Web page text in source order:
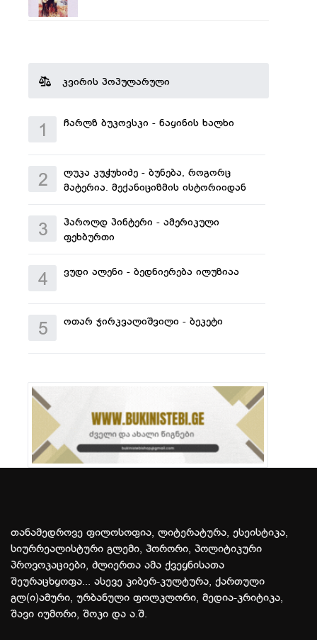
კვირის პოპულარული
1 ჩარლზ ბუკოვსკი - ნაყინის ხალხი
2
ლუკა კუჭუხიძე - ბუნება, როგორც
მატერია. მექანიციზმის ისტორიიდან
3
ჰაროლდ პინტერი - ამერიკული
ფეხბურთი
4 ვუდი ალენი - ბედნიერება ილუზიაა
5 ოთარ ჯირკვალიშვილი - ბეკეტი
თანამედროვე ფილოსოფია, ლიტერატურა, ესეისტიკა,
სიურრეალისტური გლემი, ჰორორი, პოლიტიკური
პროვოკაციები, ძლიერთა ამა ქვეყნისათა
შეურაცხყოფა... ასევე კიბერ-კულტურა, ქართული
გლ(ი)ამური, ურბანული ფოლკლორი, მედია-კრიტიკა,
შავი იუმორი, შოკი და ა.შ.